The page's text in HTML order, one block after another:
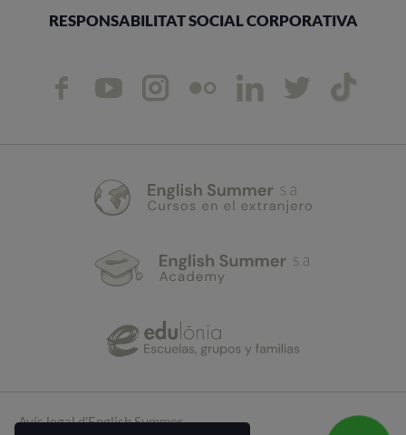
RESPONSABILITAT SOCIAL CORPORATIVA
Avís legal d'English Summer